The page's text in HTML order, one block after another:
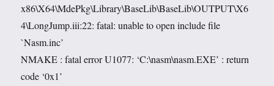
x86\X64\MdePkg\Library\BaseLib\BaseLib\OUTPUT\X6
4\LongJump.iii:22: fatal: unable to open include file
`Nasm.inc’
NMAKE : fatal error U1077: ‘C:\nasm\nasm.EXE’ : return
code ‘0x1’